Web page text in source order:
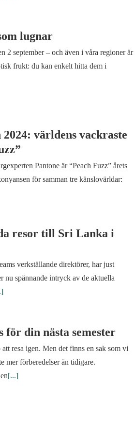
lugnar
2 september – och även i våra regioner är
frukt: du kan enkelt hitta dem i
världens vackraste
Pantone är “Peach Fuzz” årets
för samman tre känslovärldar:
resor till Sri Lanka i
verkställande direktörer, har just
nu spännande intryck av de aktuella
för din nästa semester
resa igen. Men det finns en sak som vi
mer förberedelser än tidigare.
[...]